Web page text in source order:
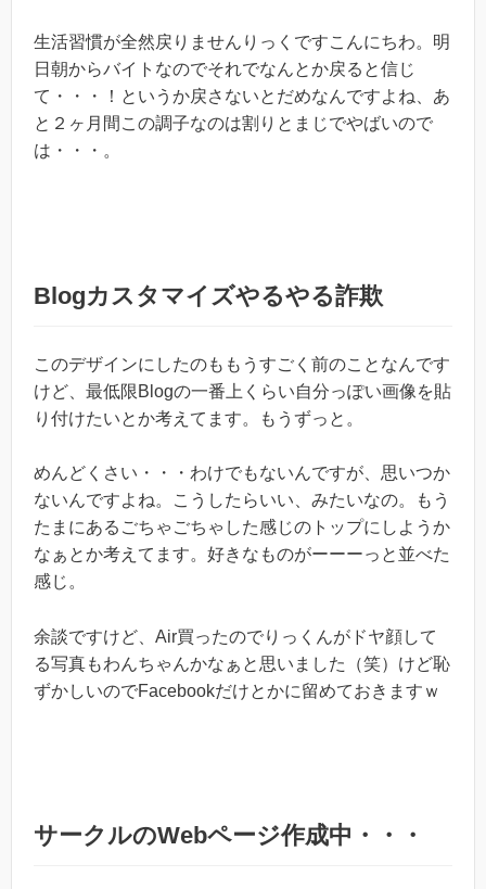
生活習慣が全然戻りませんりっくですこんにちわ。明
日朝からバイトなのでそれでなんとか戻ると信じ
て・・・！というか戻さないとだめなんですよね、あ
と２ヶ月間この調子なのは割りとまじでやばいので
は・・・。
Blogカスタマイズやるやる詐欺
このデザインにしたのももうすごく前のことなんです
けど、最低限Blogの一番上くらい自分っぽい画像を貼
り付けたいとか考えてます。もうずっと。
めんどくさい・・・わけでもないんですが、思いつか
ないんですよね。こうしたらいい、みたいなの。もう
たまにあるごちゃごちゃした感じのトップにしようか
なぁとか考えてます。好きなものがーーーっと並べた
感じ。
余談ですけど、Air買ったのでりっくんがドヤ顔して
る写真もわんちゃんかなぁと思いました（笑）けど恥
ずかしいのでFacebookだけとかに留めておきますｗ
サークルのWebページ作成中・・・